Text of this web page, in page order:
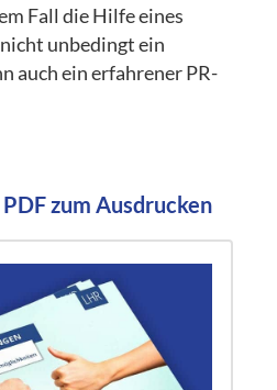
Fall die Hilfe eines
unbedingt ein
auch ein erfahrener PR-
zum Ausdrucken